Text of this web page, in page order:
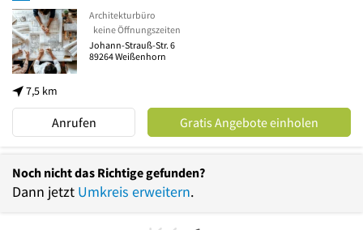
7,5 km
Architekturbüro
keine Öffnungszeiten
Johann-Strauß-Str. 6
89264Weißenhorn
Anrufen Gratis Angebote einholen
Noch nicht das Richtige gefunden?
Dann jetzt Umkreis erweitern.